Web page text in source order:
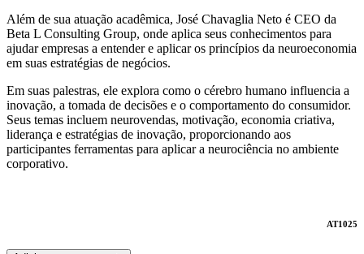
Além de sua atuação acadêmica, José Chavaglia Neto é CEO da
Beta L Consulting Group, onde aplica seus conhecimentos para
ajudar empresas a entender e aplicar os princípios da neuroeconomia
em suas estratégias de negócios.
Em suas palestras, ele explora como o cérebro humano influencia a
inovação, a tomada de decisões e o comportamento do consumidor.
Seus temas incluem neurovendas, motivação, economia criativa,
liderança e estratégias de inovação, proporcionando aos
participantes ferramentas para aplicar a neurociência no ambiente
corporativo.
AT1025